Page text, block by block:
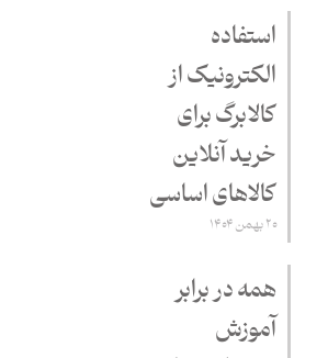
استفاده
الکترونیک از
کالابرگ برای
خرید آنلاین
کالاهای اساسی
۲۰ بهمن ۱۴۰۴
همه در برابر
آموزش